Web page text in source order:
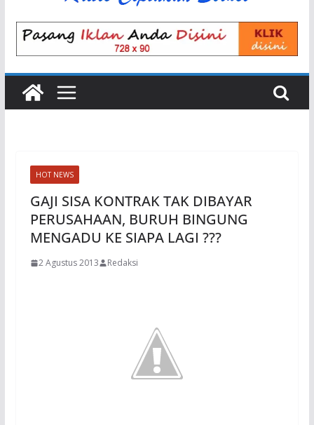
HOT NEWS
GAJI SISA KONTRAK TAK DIBAYAR
PERUSAHAAN, BURUH BINGUNG
MENGADU KE SIAPA LAGI ???
2 Agustus 2013 Redaksi